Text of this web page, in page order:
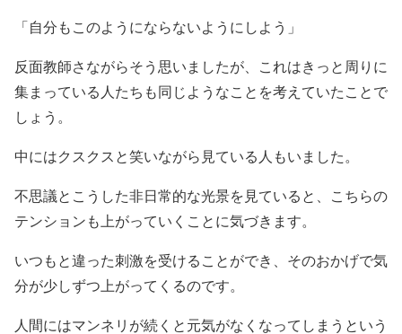
「自分もこのようにならないようにしよう」
反面教師さながらそう思いましたが、これはきっと周りに
集まっている人たちも同じようなことを考えていたことで
しょう。
中にはクスクスと笑いながら見ている人もいました。
不思議とこうした非日常的な光景を見ていると、こちらの
テンションも上がっていくことに気づきます。
いつもと違った刺激を受けることができ、そのおかげで気
分が少しずつ上がってくるのです。
人間にはマンネリが続くと元気がなくなってしまうという